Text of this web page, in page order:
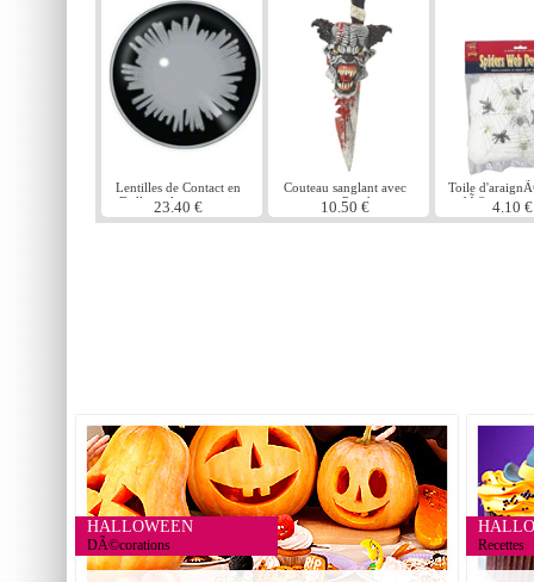
Lentilles de Contact en
Dolly oeil noir et gris
23.40 €
Couteau sanglant avec
gaine Psycho
10.50 €
Toile
4.10 €
HALLOWEEN
DÃ©corations Recettes